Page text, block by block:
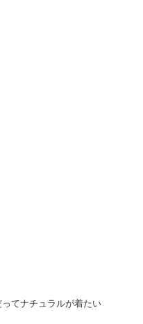
ってナチュラルが着たい